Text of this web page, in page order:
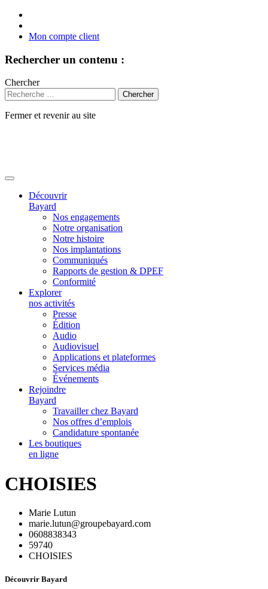
Mon compte client
Rechercher un contenu :
Chercher
Fermer et revenir au site
Découvrir
Bayard
Nos engagements
Notre organisation
Notre histoire
Nos implantations
Communiqués
Rapports de gestion & DPEF
Conformité
Explorer
nos activités
Presse
Édition
Audio
Audiovisuel
Applications et plateformes
Services média
Événements
Rejoindre
Bayard
Travailler chez Bayard
Nos offres d’emplois
Candidature spontanée
Les boutiques
en ligne
CHOISIES
Marie Lutun
marie.lutun@groupebayard.com
0608838343
59740
CHOISIES
Découvrir Bayard